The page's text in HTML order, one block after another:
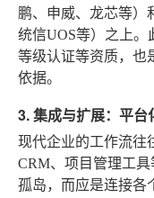
鹏、申威、龙芯等）
统信UOS等）之上
等级认证等资质，也
依据。
3. 集成与扩展：平台
现代企业的工作流往
CRM、项目管理工
孤岛，而应是连接各